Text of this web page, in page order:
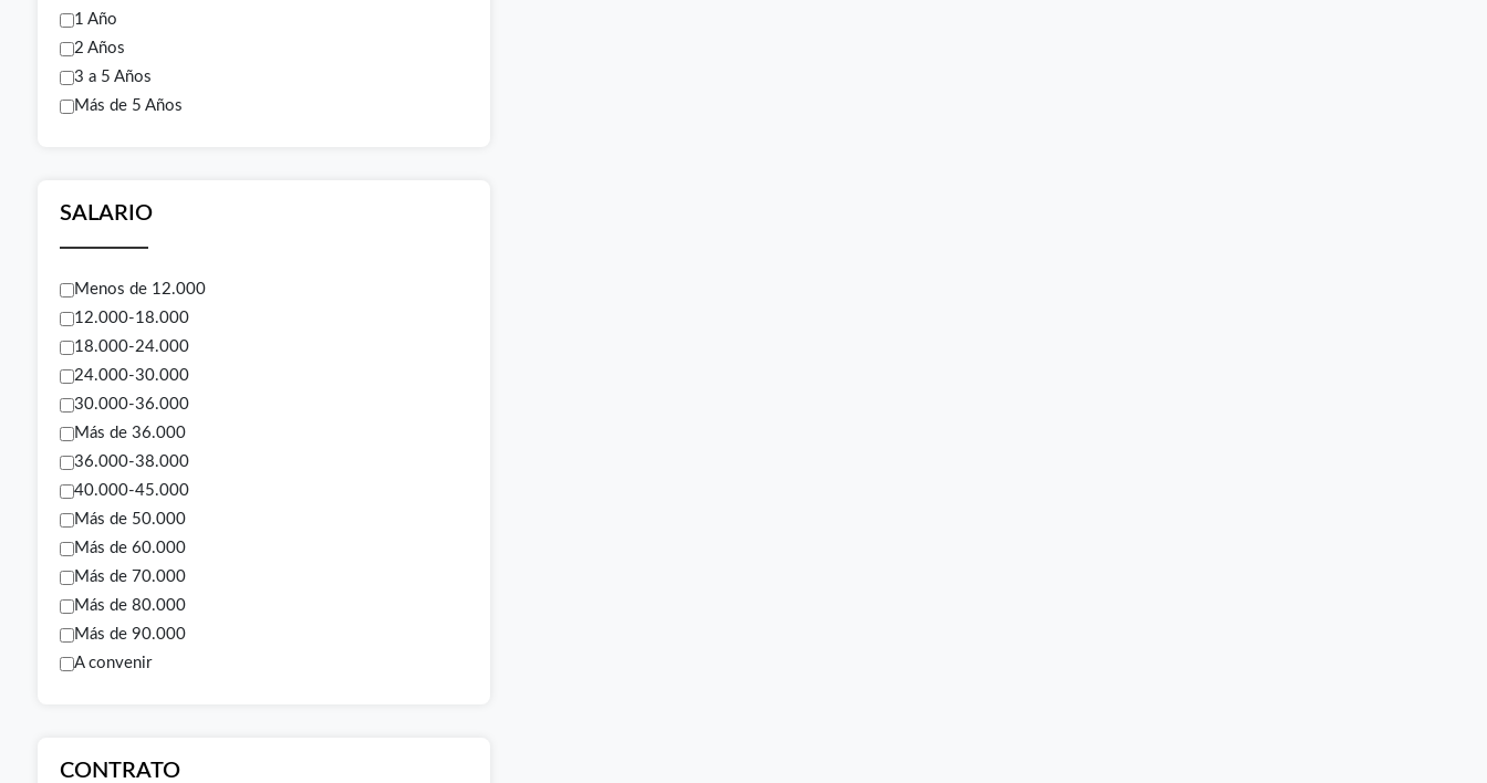
1 Año
2 Años
3 a 5 Años
Más de 5 Años
SALARIO
Menos de 12.000
12.000-18.000
18.000-24.000
24.000-30.000
30.000-36.000
Más de 36.000
36.000-38.000
40.000-45.000
Más de 50.000
Más de 60.000
Más de 70.000
Más de 80.000
Más de 90.000
A convenir
CONTRATO